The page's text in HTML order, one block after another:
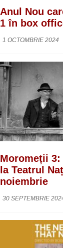
Anul Nou
1 în box
1 OCTOMBRIE 2024
Moromeții 3:
la Teatrul
noiembrie
30 SEPTEMBRIE